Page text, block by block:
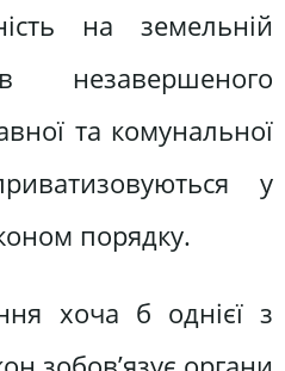
на земельній
незавершеного
та комунальної
у
порядку.
хоча б однієї з